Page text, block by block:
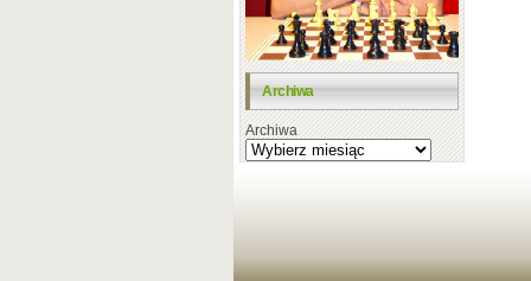
Archiwa
Archiwa